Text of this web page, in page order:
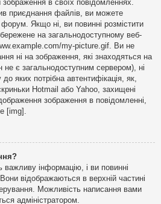
в своїх повідомленнях.
приєднання файлів, ви можете
Якщо ні, ви повинні розмістити
на загальнодоступному веб-
my-picture.gif. Ви не
ні на зображення, які знаходяться на
є загальнодоступним сервером), ні
яких потрібна автентифікація, як,
Hotmail або Yahoo, захищені
зображення в повідомленні,
[img].
важливу інформацію, і ви повинні
відображаються в верхній частині
Можливість написання вами
адміністратором.